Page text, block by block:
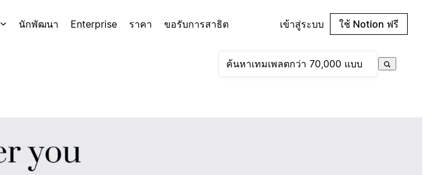
นักพัฒนา Enterprise ราคา ขอรับการสาธิต เข้าสู่ระบบ ใช้ Notion ฟรี